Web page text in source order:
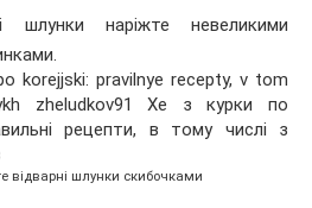
шлунки наріжте невеликими
відварні шлунки скибочками